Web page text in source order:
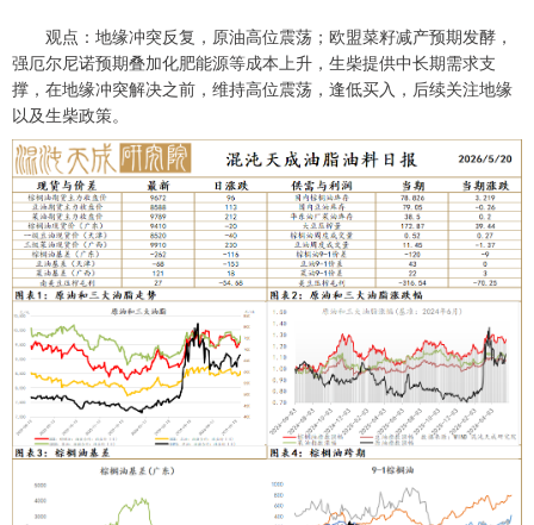
观点：地缘冲突反复，原油高位震荡；欧盟菜籽减产预期发酵，
强厄尔尼诺预期叠加化肥能源等成本上升，生柴提供中长期需求支
撑，在地缘冲突解决之前，维持高位震荡，逢低买入，后续关注地缘
以及生柴政策。